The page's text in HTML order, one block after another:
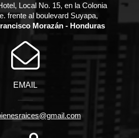
Local No. 15, en la Colonia
frente al boulevard Suyapa,
Morazán - Honduras
EMAIL